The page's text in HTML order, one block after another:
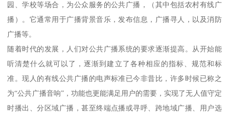
园、学校等场合，为公众服务的公共广播，（其中包括农村有线广
播）。它通常用于广播背景音乐，发布信息，广播寻人，以及消防
广播等。
随着时代的发展，人们对公共广播系统的要求逐渐提高。从开始能
听清楚什么就可以了，逐渐到建立了各种相应的指标、规范和标
准。现人的有线公共广播的电声标准已今非昔比，许多时候已称之
为“公共广播音响”，功能也更能满足用户的需要，实现了无人值守定
时播出、分区域广播，甚至终端点播或寻呼、跨地域广播、用户选